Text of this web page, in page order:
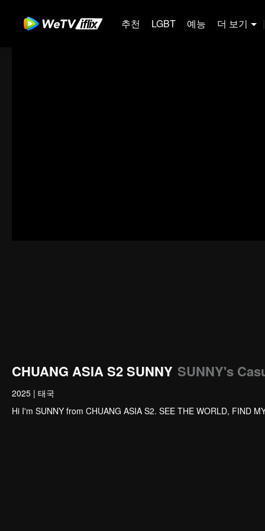
추천 LGBT 예능 더 보기 |
CHUANG ASIA S2 SUNNY SUNNY's
2025 | 태국
Hi I'm SUNNY from CHUANG ASIA S2. SEE THE WORLD, FIND